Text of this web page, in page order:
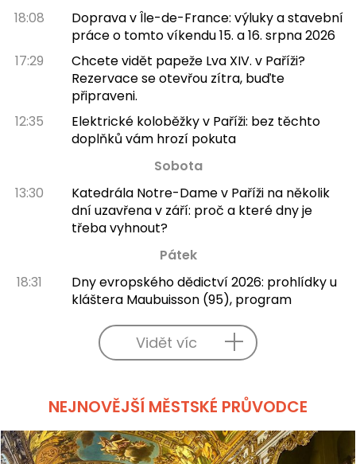
18:08
Doprava v Île-de-France: výluky a stavební
práce o tomto víkendu 15. a 16. srpna 2026
17:29
Chcete vidět papeže Lva XIV. v Paříži?
Rezervace se otevřou zítra, buďte
připraveni.
12:35
Elektrické koloběžky v Paříži: bez těchto
doplňků vám hrozí pokuta
Sobota
13:30
Katedrála Notre-Dame v Paříži na několik
dní uzavřena v září: proč a které dny je
třeba vyhnout?
Pátek
18:31
Dny evropského dědictví 2026: prohlídky u
kláštera Maubuisson (95), program
Vidět víc
NEJNOVĚJŠÍ MĚSTSKÉ PRŮVODCE